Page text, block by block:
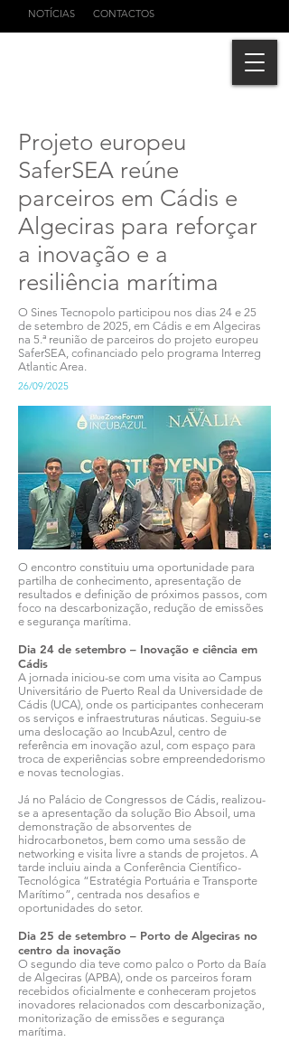
NOTÍCIAS CONTACTOS
Projeto europeu
SaferSEA reúne
parceiros em Cádis e
Algeciras para reforçar
a inovação e a
resiliência marítima
O Sines Tecnopolo participou nos dias 24 e 25
de setembro de 2025, em Cádis e em Algeciras
na 5.ª reunião de parceiros do projeto europeu
SaferSEA, cofinanciado pelo programa Interreg
Atlantic Area.
26/09/2025
O encontro constituiu uma oportunidade para
partilha de conhecimento, apresentação de
resultados e definição de próximos passos, com
foco na descarbonização, redução de emissões
e segurança marítima.
Dia 24 de setembro – Inovação e ciência em
Cádis
A jornada iniciou-se com uma visita ao Campus
Universitário de Puerto Real da Universidade de
Cádis (UCA), onde os participantes conheceram
os serviços e infraestruturas náuticas. Seguiu-se
uma deslocação ao IncubAzul, centro de
referência em inovação azul, com espaço para
troca de experiências sobre empreendedorismo
e novas tecnologias.
Já no Palácio de Congressos de Cádis, realizou-
se a apresentação da solução Bio Absoil, uma
demonstração de absorventes de
hidrocarbonetos, bem como uma sessão de
networking e visita livre a stands de projetos. A
tarde incluiu ainda a Conferência Científico-
Tecnológica “Estratégia Portuária e Transporte
Marítimo”, centrada nos desafios e
oportunidades do setor.
Dia 25 de setembro – Porto de Algeciras no
centro da inovação
O segundo dia teve como palco o Porto da Baía
de Algeciras (APBA), onde os parceiros foram
recebidos oficialmente e conheceram projetos
inovadores relacionados com descarbonização,
monitorização de emissões e segurança
marítima.